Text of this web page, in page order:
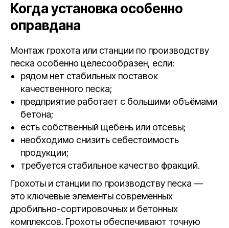
Когда установка особенно
оправдана
Монтаж грохота или станции по производству
песка особенно целесообразен, если:
рядом нет стабильных поставок
качественного песка;
предприятие работает с большими объёмами
бетона;
есть собственный щебень или отсевы;
необходимо снизить себестоимость
продукции;
требуется стабильное качество фракций.
Грохоты и станции по производству песка —
это ключевые элементы современных
дробильно-сортировочных и бетонных
комплексов. Грохоты обеспечивают точную